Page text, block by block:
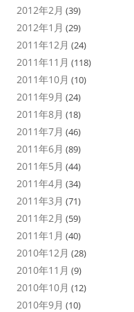
2012年2月 (39)
2012年1月 (29)
2011年12月 (24)
2011年11月 (118)
2011年10月 (10)
2011年9月 (24)
2011年8月 (18)
2011年7月 (46)
2011年6月 (89)
2011年5月 (44)
2011年4月 (34)
2011年3月 (71)
2011年2月 (59)
2011年1月 (40)
2010年12月 (28)
2010年11月 (9)
2010年10月 (12)
2010年9月 (10)